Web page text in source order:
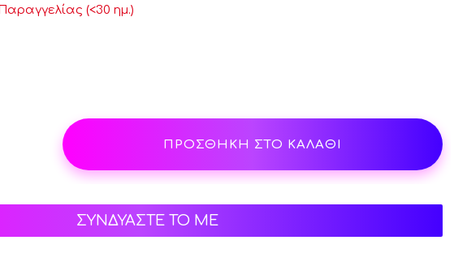
(<30 ημ.)
ΠΡΟΣΘΗΚΗ ΣΤΟ ΚΑΛΑΘΙ
ΣΥΝΔΥΑΣΤΕ ΤΟ ΜΕ